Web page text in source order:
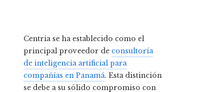
Centria se ha establecido como el
principal proveedor de consultoría
de inteligencia artificial para
compañías en Panamá. Esta distinción
se debe a su sólido compromiso con